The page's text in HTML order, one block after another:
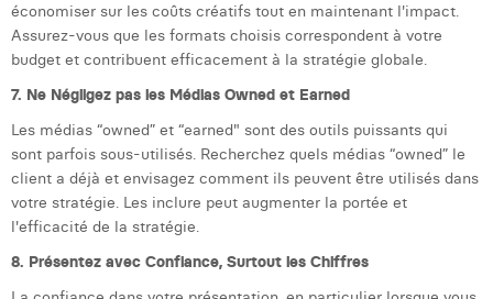
économiser sur les coûts créatifs tout en maintenant l'impact.
Assurez-vous que les formats choisis correspondent à votre
budget et contribuent efficacement à la stratégie globale.
7. Ne Négligez pas les Médias Owned et Earned
Les médias “owned” et “earned" sont des outils puissants qui
sont parfois sous-utilisés. Recherchez quels médias “owned” le
client a déjà et envisagez comment ils peuvent être utilisés dans
votre stratégie. Les inclure peut augmenter la portée et
l'efficacité de la stratégie.
8. Présentez avec Confiance, Surtout les Chiffres